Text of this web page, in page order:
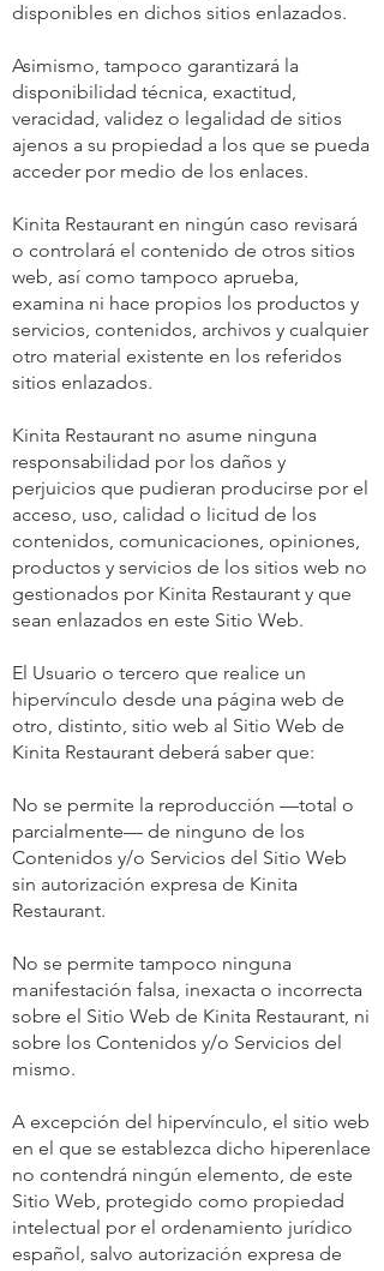
disponibles en dichos sitios enlazados.
Asimismo, tampoco garantizará la
disponibilidad técnica, exactitud,
veracidad, validez o legalidad de sitios
ajenos a su propiedad a los que se pueda
acceder por medio de los enlaces.
Kinita Restaurant en ningún caso revisará
o controlará el contenido de otros sitios
web, así como tampoco aprueba,
examina ni hace propios los productos y
servicios, contenidos, archivos y cualquier
otro material existente en los referidos
sitios enlazados.
Kinita Restaurant no asume ninguna
responsabilidad por los daños y
perjuicios que pudieran producirse por el
acceso, uso, calidad o licitud de los
contenidos, comunicaciones, opiniones,
productos y servicios de los sitios web no
gestionados por Kinita Restaurant y que
sean enlazados en este Sitio Web.
El Usuario o tercero que realice un
hipervínculo desde una página web de
otro, distinto, sitio web al Sitio Web de
Kinita Restaurant deberá saber que:
No se permite la reproducción —total o
parcialmente— de ninguno de los
Contenidos y/o Servicios del Sitio Web
sin autorización expresa de Kinita
Restaurant.
No se permite tampoco ninguna
manifestación falsa, inexacta o incorrecta
sobre el Sitio Web de Kinita Restaurant, ni
sobre los Contenidos y/o Servicios del
mismo.
A excepción del hipervínculo, el sitio web
en el que se establezca dicho hiperenlace
no contendrá ningún elemento, de este
Sitio Web, protegido como propiedad
intelectual por el ordenamiento jurídico
español, salvo autorización expresa de